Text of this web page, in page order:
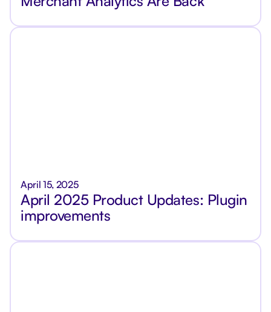
April 15, 2025
April 2025 Product Updates: Plugin
improvements